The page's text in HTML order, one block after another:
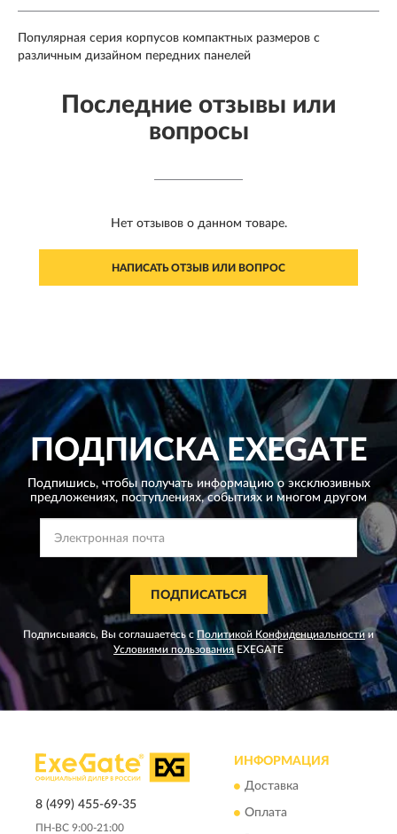
Популярная серия корпусов компактных размеров с
различным дизайном передних панелей
Последние отзывы или
вопросы
Нет отзывов о данном товаре.
НАПИСАТЬ ОТЗЫВ ИЛИ ВОПРОС
ПОДПИСКАEXEGATE
Подпишись, чтобы получать информацию о эксклюзивных
предложениях, поступлениях, событиях и многом другом
ПОДПИСАТЬСЯ
Подписываясь, Вы соглашаетесь сПолитикой Конфиденциальности и
Условиями пользованияEXEGATE
8 (499) 455-69-35
ПН-ВС 9:00-21:00
ИНФОРМАЦИЯ
Доставка
Оплата